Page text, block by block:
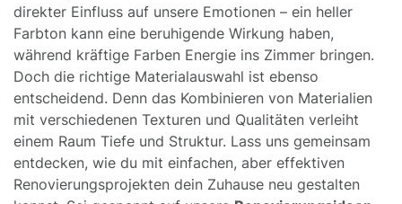
direkter Einfluss auf unsere Emotionen – ein heller
Farbton kann eine beruhigende Wirkung haben,
während kräftige Farben Energie ins Zimmer bringen.
Doch die richtige Materialauswahl ist ebenso
entscheidend. Denn das Kombinieren von Materialien
mit verschiedenen Texturen und Qualitäten verleiht
einem Raum Tiefe und Struktur. Lass uns gemeinsam
entdecken, wie du mit einfachen, aber effektiven
Renovierungsprojekten dein Zuhause neu gestalten